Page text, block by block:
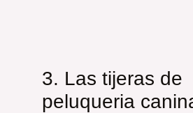
3. Las tijeras de
peluqueria